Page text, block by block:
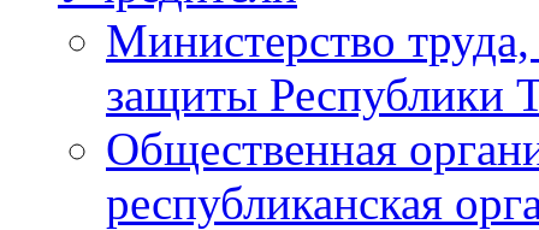
Министерство
защиты Республики
Общественная
республиканская